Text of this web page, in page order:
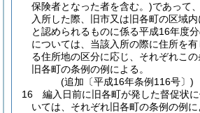
保険者となった者を含む。)であって
入所した際、旧市又は旧各町の区域
と認められるものに係る平成16年度
については、当該入所の際に住所を
る住所地の区分に応じ、それぞれこ
旧各町の条例の例による。
(追加〔平成16年条例116号〕)
16
編入日前に旧各町が発した督促状
いては、それぞれ旧各町の条例の例に